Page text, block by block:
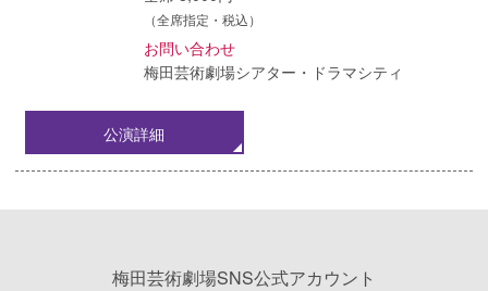
（全席指定・税込）
お問い合わせ
梅田芸術劇場シアター・ドラマシティ
公演詳細
梅田芸術劇場SNS公式アカウント